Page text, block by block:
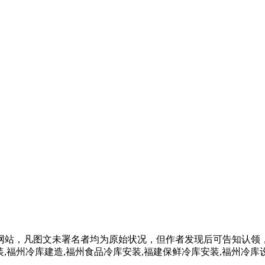
，凡图文未署名者均为原始状况，但作者发现后可告知认
福州冷库建造,福州食品冷库安装,福建保鲜冷库安装,福州冷